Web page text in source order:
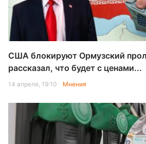
США блокируют Ормузский
рассказал, что будет с ценами...
14 апреля, 19:10 Мнения